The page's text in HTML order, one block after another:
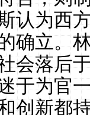
认为西
确立。
会落后
于为官
创新都